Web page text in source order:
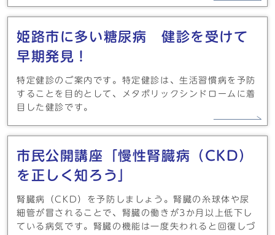
姫路市に多い糖尿病 健診を受けて
早期発見！
特定健診のご案内です。特定健診は、生活習慣病を予防
することを目的として、メタボリックシンドロームに着
目した健診です。
市民公開講座「慢性腎臓病（CKD）
を正しく知ろう」
腎臓病（CKD）を予防しましょう。腎臓の糸球体や尿
細管が冒されることで、腎臓の働きが3か月以上低下し
ている病気です。腎臓の機能は一度失われると回復しづ